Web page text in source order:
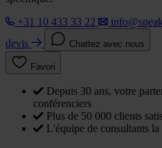
+31 10 433 33 22
devis
Chattez avec nous
Favori
Depuis 30 ans, votre
conférenciers
Plus de 50 000 clients
L'équipe de consultants